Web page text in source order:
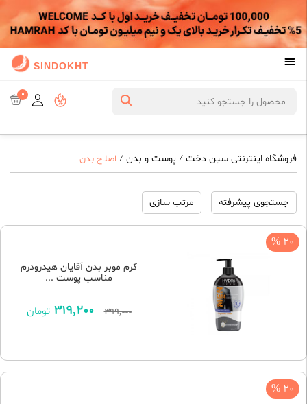
SINDOKHT
0
فروشگاه اینترنتی سین دخت / پوست و بدن / اصلاح بدن
جستجوی پیشرفته مرتب سازی
20 %
کرم موبر بدن آقایان هیدرودرم
مناسب پوست ...
399,000
319,200 تومان
20 %